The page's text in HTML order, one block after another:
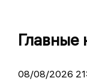
Главные
08/08/2026